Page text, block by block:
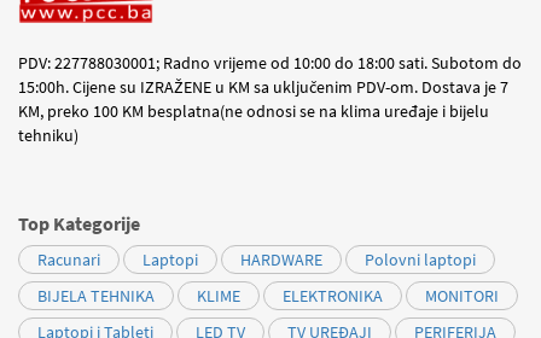
PDV: 227788030001; Radno vrijeme od 10:00 do 18:00 sati. Subotom do
15:00h. Cijene su IZRAŽENE u KM sa uključenim PDV-om. Dostava je 7
KM, preko 100 KM besplatna(ne odnosi se na klima uređaje i bijelu
tehniku)
Top Kategorije
Racunari Laptopi HARDWARE
Polovni laptopi
BIJELA TEHNIKA
KLIME ELEKTRONIKA
MONITORI
Laptopi i Tableti
LED TV TV UREĐAJI
PERIFERIJA